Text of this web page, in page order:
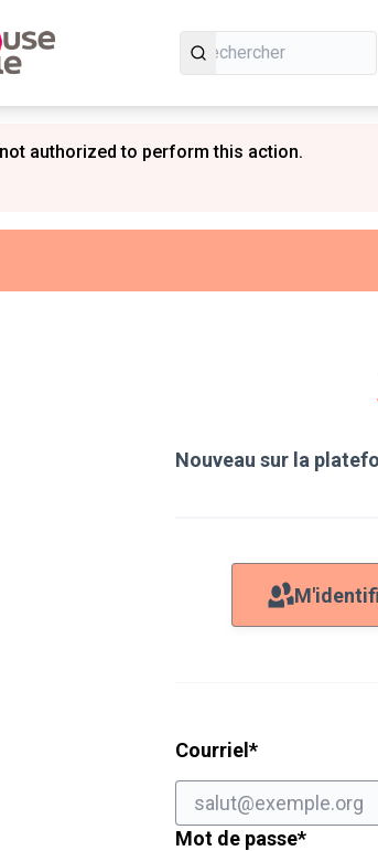
authorized to perform this action.
Nouveau sur la
Courriel *Champ
Mot de passe*Champ